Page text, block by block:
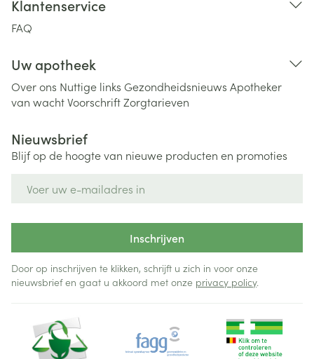
Klantenservice
FAQ
Uw apotheek
Over ons Nuttige links Gezondheidsnieuws Apotheker
van wachtVoorschriftZorgtarieven
Nieuwsbrief
Blijf op de hoogte van nieuwe producten en promoties
Inschrijven
Door op inschrijven te klikken, schrijft u zich in voor onze
nieuwsbrief en gaat u akkoord met onze privacy policy.